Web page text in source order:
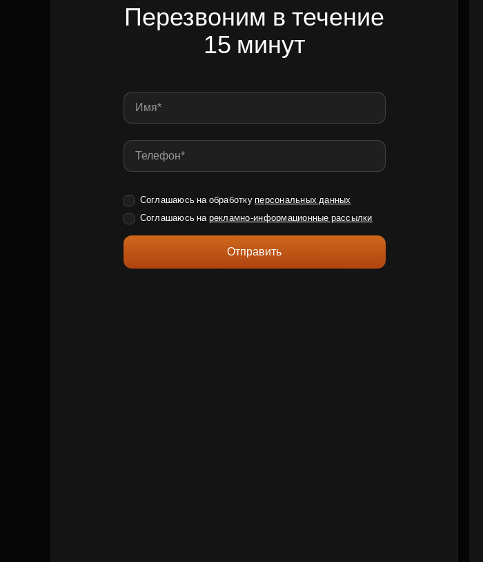
Перезвоним в течение
15 минут
Соглашаюсь на обработку персональных данных
Соглашаюсь на рекламно-информационные рассылки
Отправить